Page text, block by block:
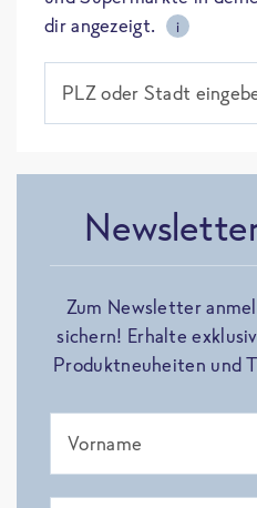
dir angezeigt.
i
PLZ oder Stadt
Zum Newsletter
sichern! Erhalte
Produktneuheiten und
Vorname